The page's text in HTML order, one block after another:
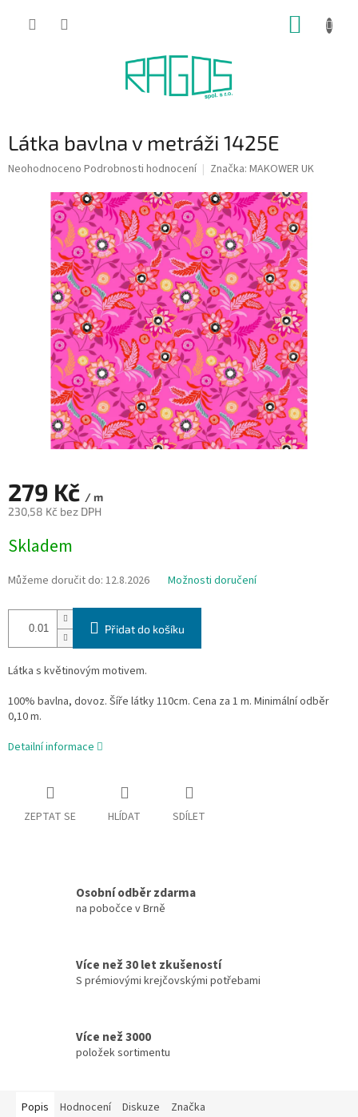
Látka bavlna v metráži 1425E
Průměrné
produktu
hvězdiček.
Neohodnoceno Podrobnosti hodnocení Značka: MAKOWER UK
279 Kč / m
230,58 Kč bez DPH
cena:
Skladem
Můžeme doručit do: 12.8.2026 Možnosti doručení
Přidat do košíku
Látka s květinovým motivem.
100% bavlna, dovoz. Šíře látky 110cm. Cena za 1 m. Minimální odběr
0,10 m.
Detailní informace
ZEPTAT SE HLÍDAT SDÍLET
Osobní odběr zdarma
na pobočce v Brně
Více než 30 let zkušeností
S prémiovými krejčovskými potřebami
Více než 3000
položek sortimentu
Popis Hodnocení Diskuze Značka